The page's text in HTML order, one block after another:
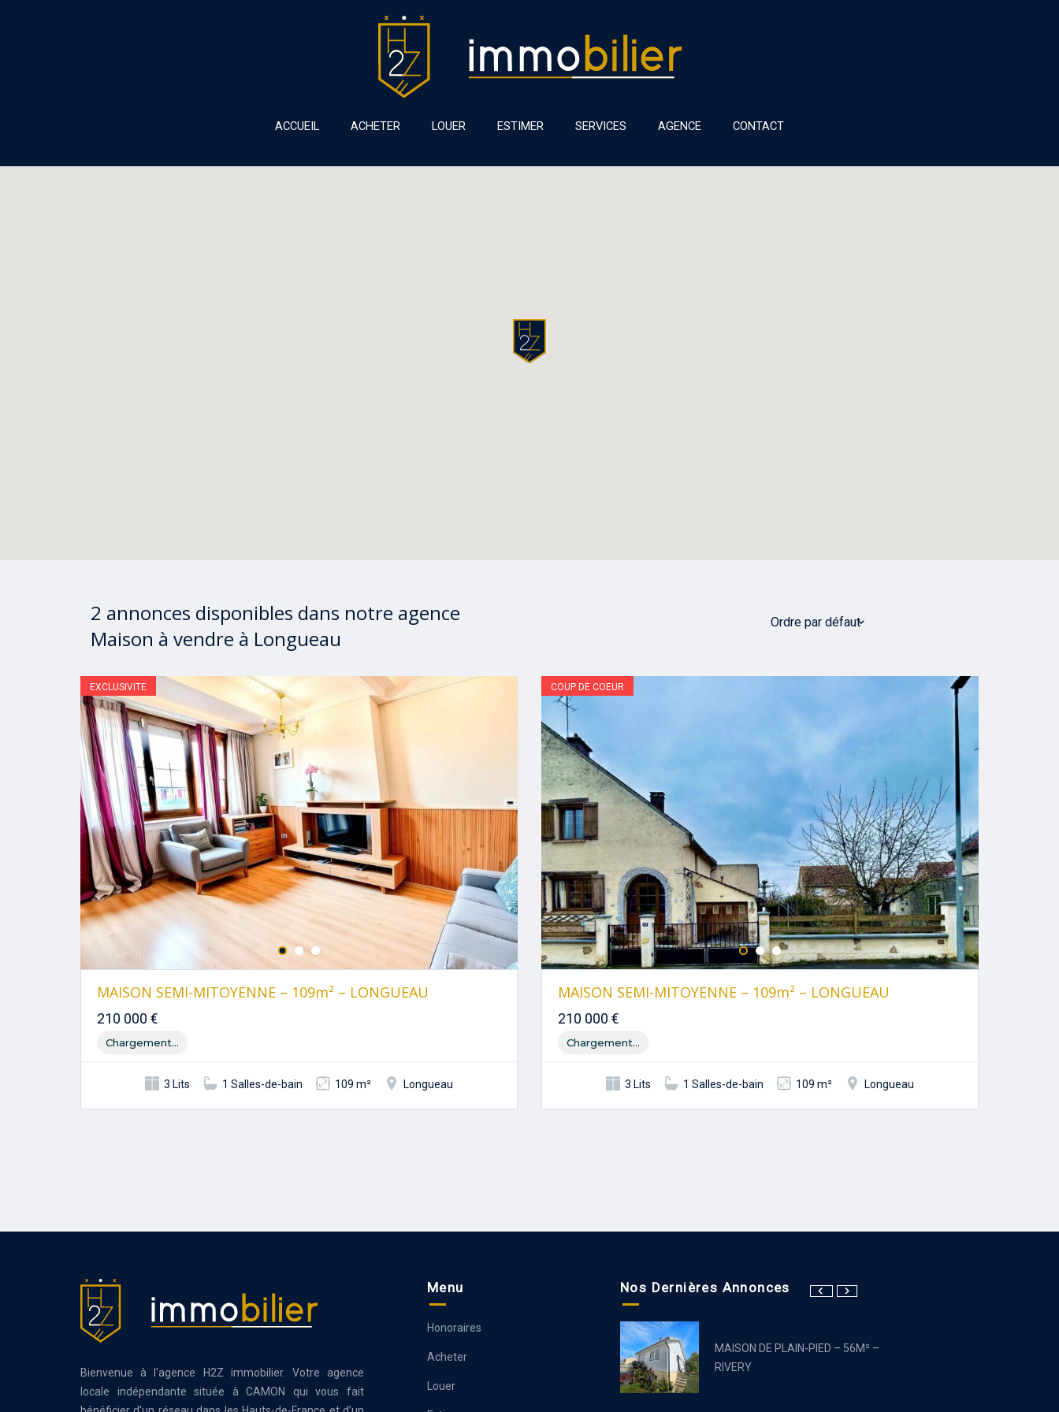
ACCUEIL ACHETER LOUER ESTIMER SERVICES AGENCE CONTACT
2 annonces disponibles dans notre agence
Maison à vendre à Longueau
Ordre par défaut
EXCLUSIVITE
MAISON SEMI-MITOYENNE – 109m² – LONGUEAU
210 000 €
Chargement...
3 Lits 1 Salles-de-bain 109 m² Longueau
COUP DE COEUR
MAISON SEMI-MITOYENNE – 109m² – LONGUEAU
210 000 €
Chargement...
3 Lits 1 Salles-de-bain 109 m² Longueau
Bienvenue à l'agence H2Z immobilier. Votre agence
locale indépendante située à CAMON qui vous fait
Menu
Honoraires
Acheter
Louer
Nos Dernières Annonces
MAISON DE PLAIN-PIED – 56M² –
RIVERY